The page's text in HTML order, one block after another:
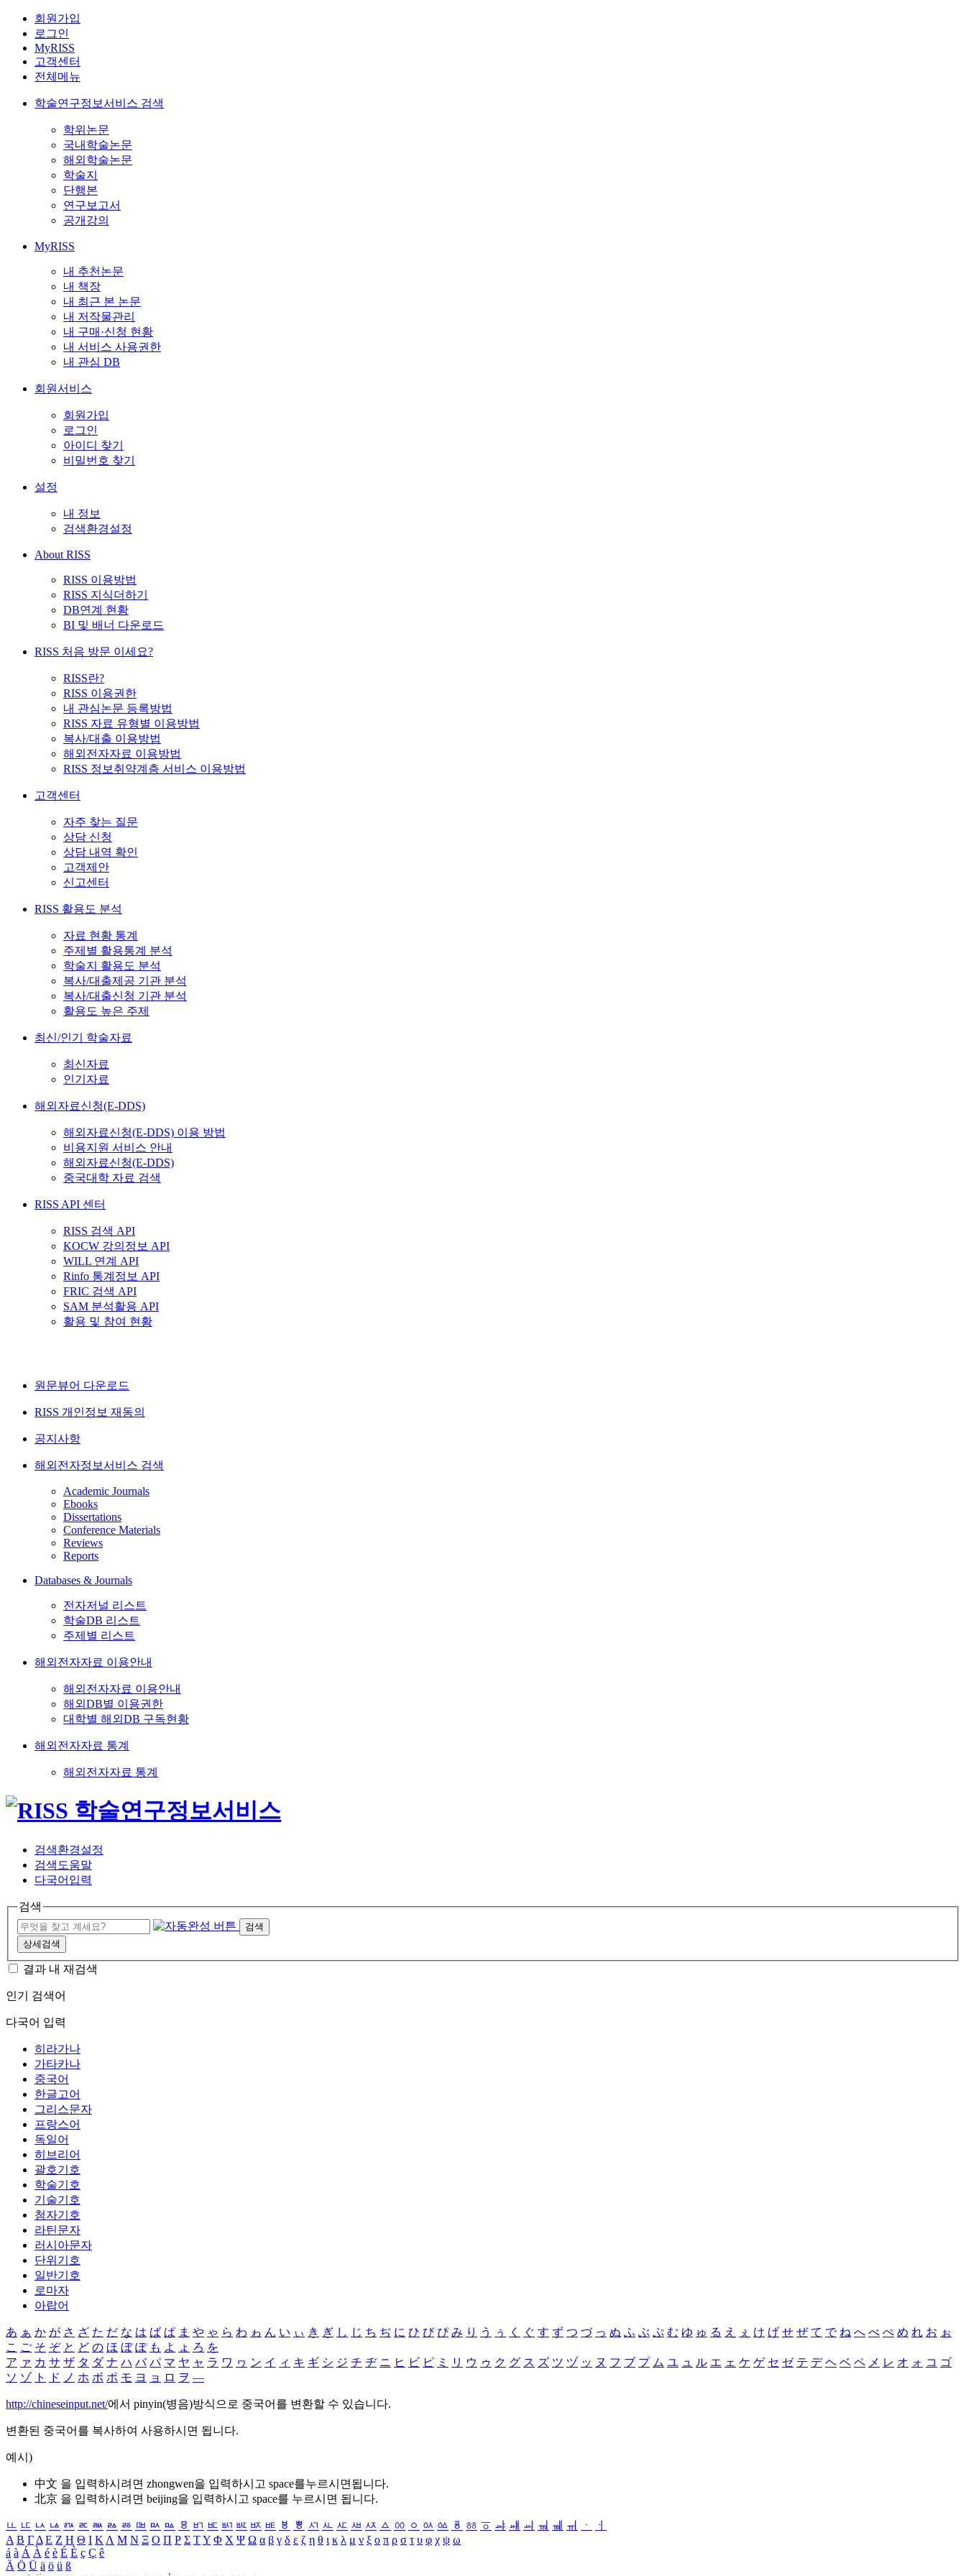
회원가입
로그인
MyRISS
고객센터
전체메뉴
학술연구정보서비스 검색
학위논문
국내학술논문
해외학술논문
학술지
단행본
연구보고서
공개강의
MyRISS
내 추천논문
내 책장
내 최근 본 논문
내 저작물관리
내 구매·신청 현황
내 서비스 사용권한
내 관심 DB
회원서비스
회원가입
로그인
아이디 찾기
비밀번호 찾기
설정
내 정보
검색환경설정
About RISS
RISS 이용방법
RISS 지식더하기
DB연계 현황
BI 및 배너 다운로드
RISS 처음 방문 이세요?
RISS란?
RISS 이용권한
내 관심논문 등록방법
RISS 자료 유형별 이용방법
복사/대출 이용방법
해외전자자료 이용방법
RISS 정보취약계층 서비스 이용방법
고객센터
자주 찾는 질문
상담 신청
상담 내역 확인
고객제안
신고센터
RISS 활용도 분석
자료 현황 통계
주제별 활용통계 분석
학술지 활용도 분석
복사/대출제공 기관 분석
복사/대출신청 기관 분석
활용도 높은 주제
최신/인기 학술자료
최신자료
인기자료
해외자료신청(E-DDS)
해외자료신청(E-DDS) 이용 방법
비용지원 서비스 안내
해외자료신청(E-DDS)
중국대학 자료 검색
RISS API 센터
RISS 검색 API
KOCW 강의정보 API
WILL 연계 API
Rinfo 통계정보 API
FRIC 검색 API
SAM 분석활용 API
활용 및 참여 현황
원문뷰어 다운로드
RISS 개인정보 재동의
공지사항
해외전자정보서비스 검색
Academic Journals
Ebooks
Dissertations
Conference Materials
Reviews
Reports
Databases & Journals
전자저널 리스트
학술DB 리스트
주제별 리스트
해외전자자료 이용안내
해외전자자료 이용안내
해외DB별 이용권한
대학별 해외DB 구독현황
해외전자자료 통계
해외전자자료 통계
검색환경설정
검색도움말
다국어입력
검색
검색
상세검색
결과 내 재검색
인기 검색어
다국어 입력
히라가나
가타카나
중국어
한글고어
그리스문자
프랑스어
독일어
히브리어
괄호기호
학술기호
기술기호
첨자기호
라틴문자
러시아문자
단위기호
일반기호
로마자
아랍어
あ ぁ か が さ ざ た だ な は ば ぱ ま や ゃ ら わ ゎ ん い ぃ き ぎ し じ ち ぢ に ひ び ぴ み り う ぅ く ぐ す ず つ づ っ ぬ ふ ぶ ぷ む ゆ ゅ る え ぇ け げ せ ぜ て で ね へ べ ぺ め れ お ぉ
こ ご そ ぞ と ど の ほ ぼ ぽ も よ ょ ろ を
ア ァ カ サ ザ タ ダ ナ ハ バ パ マ ヤ ャ ラ ワ ヮ ン イ ィ キ ギ シ ジ チ ヂ ニ ヒ ビ ピ ミ リ ウ ゥ ク グ ス ズ ツ ヅ ッ ヌ フ ブ プ ム ユ ュ ル エ ェ ケ ゲ セ ゼ テ デ ヘ ベ ペ メ レ オ ォ コ ゴ
ソ ゾ ト ド ノ ホ ボ ポ モ ヨ ョ ロ ヲ ―
http://chineseinput.net/에서 pinyin(병음)방식으로 중국어를 변환할 수 있습니다.
변환된 중국어를 복사하여 사용하시면 됩니다.
예시)
中文 을 입력하시려면 zhongwen을 입력하시고 space를누르시면됩니다.
北京 을 입력하시려면 beijing을 입력하시고 space를 누르시면 됩니다.
ㅥ ㅦ ㅧ ㅨ ㅩ ㅪ ㅫ ㅬ ㅭ ㅮ ㅯ ㅰ ㅱ ㅲ ㅳ ㅴ ㅵ ㅶ ㅷ ㅸ ㅹ ㅺ ㅻ ㅼ ㅽ ㅾ ㅿ ㆀ ㆁ ㆂ ㆃ ㆄ ㆅ ㆆ ㆇ ㆈ ㆉ ㆊ ㆋ ㆌ ㆍ
ㆎ
Α Β ΓΔ Ε Ζ Η Θ Ι ΚΛ Μ Ν Ξ Ο Π Ρ Σ ΤΥ Φ Χ Ψ Ω α β γ δ ε ζ η θ ι κ λ μ ν ξ ο π ρ σ τ υ φ χ ψ ω
á à Á À é è É È ç Ç ê
Ä Ö Ü ä ö ü ß